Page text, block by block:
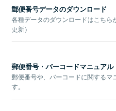
郵便番号データのダウンロード
各種データのダウンロードはこちら
更新）
郵便番号・バーコードマニュアル
郵便番号や、バーコードに関するマ
す。